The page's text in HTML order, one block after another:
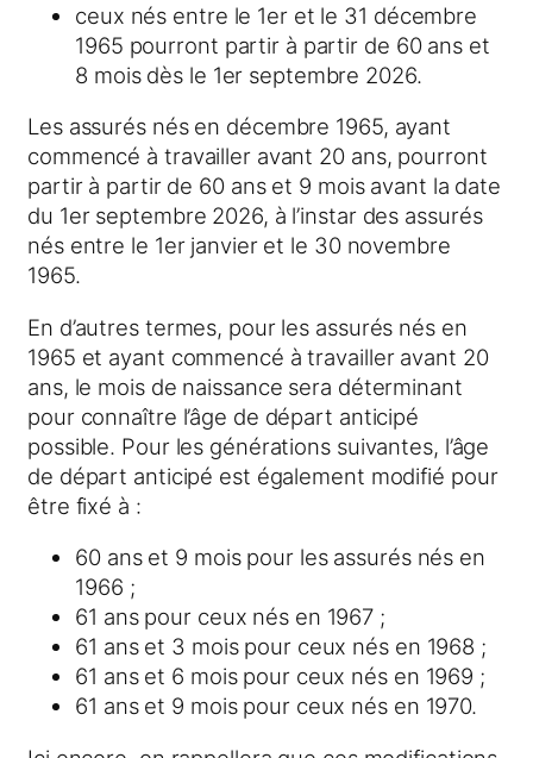
ceux nés entre le 1er et le 31 décembre
1965 pourront partir à partir de 60 ans et
8 mois dès le 1er septembre 2026.
Les assurés nés en décembre 1965, ayant
commencé à travailler avant 20 ans, pourront
partir à partir de 60 ans et 9 mois avant la date
du 1er septembre 2026, à l’instar des assurés
nés entre le 1er janvier et le 30 novembre
1965.
En d’autres termes, pour les assurés nés en
1965 et ayant commencé à travailler avant 20
ans, le mois de naissance sera déterminant
pour connaître l’âge de départ anticipé
possible. Pour les générations suivantes, l’âge
de départ anticipé est également modifié pour
être fixé à :
60 ans et 9 mois pour les assurés nés en
1966 ;
61 ans pour ceux nés en 1967 ;
61 ans et 3 mois pour ceux nés en 1968 ;
61 ans et 6 mois pour ceux nés en 1969 ;
61 ans et 9 mois pour ceux nés en 1970.